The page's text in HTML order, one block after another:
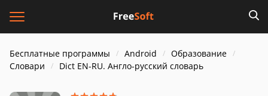
Бесплатные программы Android
Образование
Словари
Dict EN-RU. Англо-русский словарь